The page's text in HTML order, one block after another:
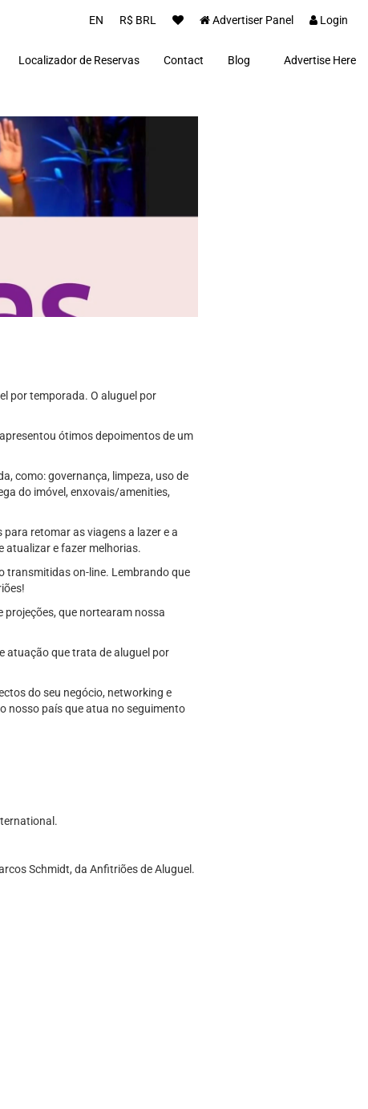
EN R$ BRL Advertiser Panel Login
Localizador de Reservas Contact Blog Advertise Here
por temporada. O aluguel por
ótimos depoimentos de um
como: governança, limpeza, uso de
do imóvel, enxovais/amenities,
retomar as viagens a lazer e a
atualizar e fazer melhorias.
transmitidas on-line. Lembrando que
que nortearam nossa
atuação que trata de aluguel por
do seu negócio, networking e
nosso país que atua no seguimento
Schmidt, da Anfitriões de Aluguel.